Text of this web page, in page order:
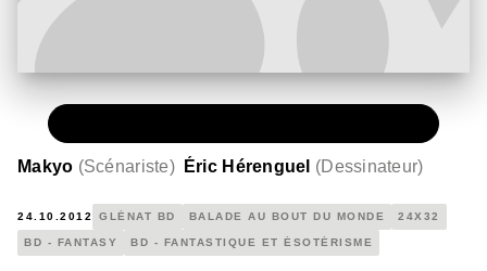
Makyo (Scénariste) Éric Hérenguel (Dessinateur)
24.10.2012 GLÉNAT BD BALADE AU BOUT DU MONDE 24X32
BD - FANTASY BD - FANTASTIQUE ET ÉSOTÉRISME